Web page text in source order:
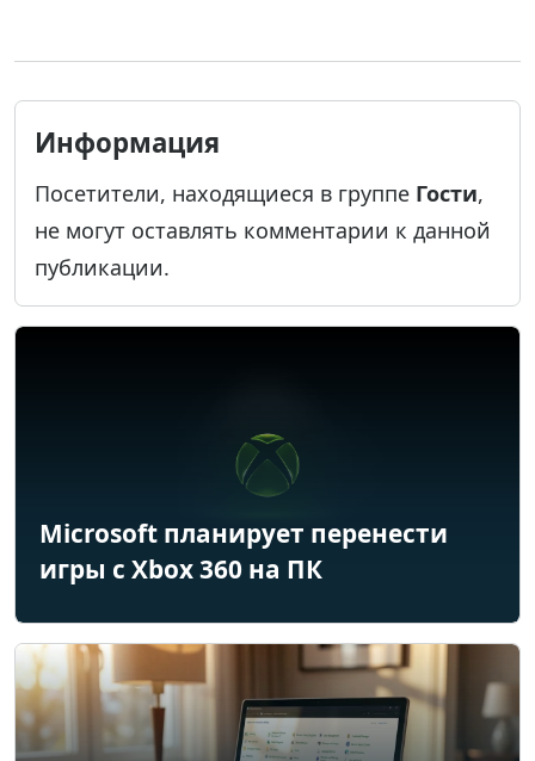
Информация
Посетители, находящиеся в группе Гости,
не могут оставлять комментарии к данной
публикации.
Microsoft планирует перенести
игры с Xbox 360 на ПК